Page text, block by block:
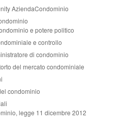
AziendaCondominio
e potere politico
e controllo
di condominio
del mercato condominiale
condominio
legge 11 dicembre 2012